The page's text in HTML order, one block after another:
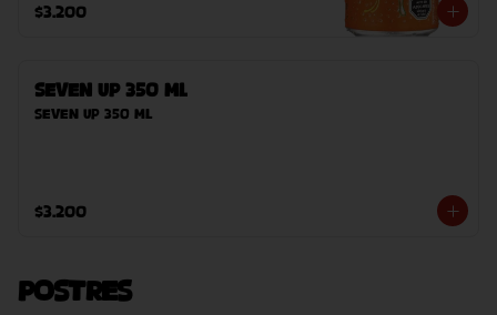
$3.200
Seven Up 350 ml
Seven Up 350 ml
$3.200
Postres